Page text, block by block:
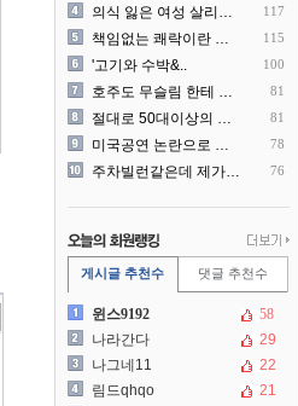
의식 잃은 여성 살리려다 성.. 117
책임없는 쾌락이란 말에 빡친.. 115
'고기와 수박&.. 100
호주도 무슬림 한테 점령 당.. 81
절대로 50대이상의 딜러를 .. 81
미국공연 논란으로 지금 다시.. 78
주차빌런같은데 제가 잘못한건.. 76
게시글 추천수 댓글 추천수
윈스9192
58
나라간다
29
나그네11
22
림드qhqo
21